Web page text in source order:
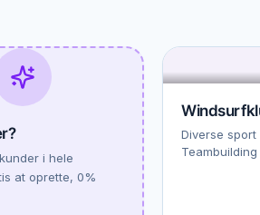
i hele
at oprette, 0%
Diverse sport
Teambuilding